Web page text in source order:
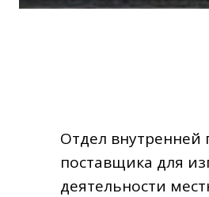
Отдел внутренней
поставщика для
деятельности